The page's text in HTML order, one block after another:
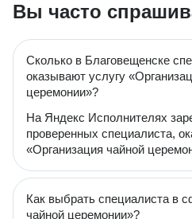
Вы часто
Сколько в Благовещенске
оказывают услугу
церемонии»?
На Яндекс Исполнителях
проверенных специалиста,
«Организация чайной
Как выбрать специалиста в
чайной церемонии»?